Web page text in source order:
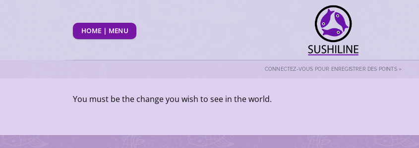
HOME | MENU
CONNECTEZ-VOUS POUR ENREGISTRER DES POINTS »
You must be the change you wish to see in the world.